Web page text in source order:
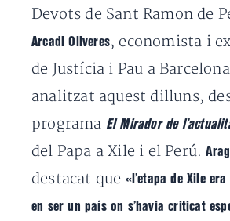
Devots de Sant Ramon de
Arcadi Oliveres, economista i
de Justícia i Pau a
analitzat aquest dilluns,
programa El Mirador de
del Papa a Xile i el Perú.
destacat que «l’etapa de Xile
en ser un país on s’havia criticat